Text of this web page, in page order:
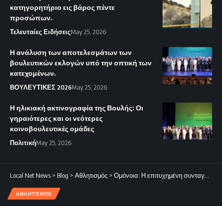
κατηγορητήριο εις βάρος πέντε
προσώπων.
Τελευταίες ΕιδήσειςMay 25, 2026
Η ανάλυση των αποτελεσμάτων των
βουλευτικών εκλογών υπό την οπτική των
κατεχομένων.
ΒΟΥΛΕΥΤΙΚΕΣ 2026May 25, 2026
Η ηλικιακή ακτινογραφία της Βουλής: Οι
γηραιότερες και οι νεότερες
κοινοβουλευτικές ομάδες
ΠολιτικήMay 25, 2026
Local Net News > Blog > Αθλητισμός > Ομόνοια: Η επιτυχημένη συνταγή στα ντέρμπι με Μπεργκ και Κυριακίδη (vids)
ΑΘΛΗΤΙΣΜΌΣ